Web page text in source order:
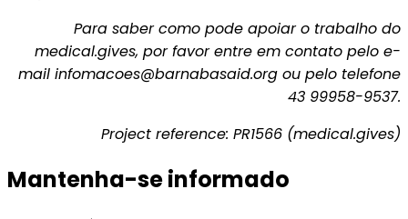
Para saber como pode apoiar o trabalho do
medical.gives, por favor entre em contato pelo e-
mail infomacoes@barnabasaid.org ou pelo telefone
43 99958-9537.
Project reference: PR1566 (medical.gives)
Mantenha-se informado